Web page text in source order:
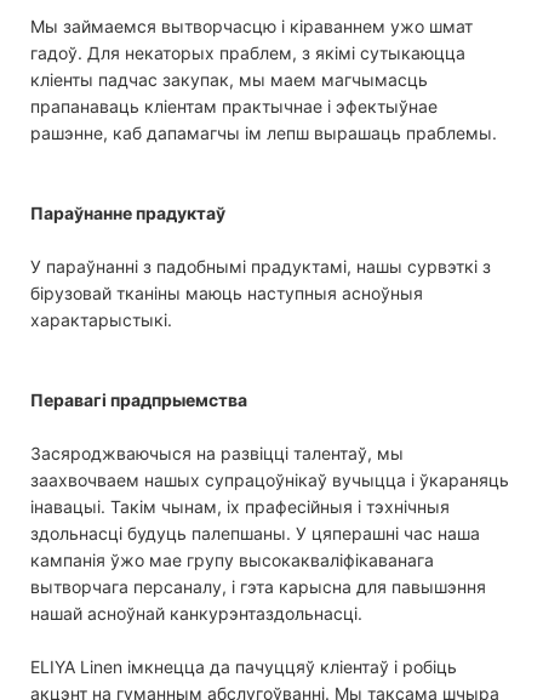
Мы займаемся вытворчасцю і кіраваннем ужо шмат
гадоў. Для некаторых праблем, з якімі сутыкаюцца
кліенты падчас закупак, мы маем магчымасць
прапанаваць кліентам практычнае і эфектыўнае
рашэнне, каб дапамагчы ім лепш вырашаць праблемы.
Параўнанне прадуктаў
У параўнанні з падобнымі прадуктамі, нашы сурвэткі з
бірузовай тканіны маюць наступныя асноўныя
характарыстыкі.
Перавагі прадпрыемства
Засяроджваючыся на развіцці талентаў, мы
заахвочваем нашых супрацоўнікаў вучыцца і ўкараняць
інавацыі. Такім чынам, іх прафесійныя і тэхнічныя
здольнасці будуць палепшаны. У цяперашні час наша
кампанія ўжо мае групу высокакваліфікаванага
вытворчага персаналу, і гэта карысна для павышэння
нашай асноўнай канкурэнтаздольнасці.
ELIYA Linen імкнецца да пачуццяў кліентаў і робіць
акцэнт на гуманным абслугоўванні. Мы таксама шчыра